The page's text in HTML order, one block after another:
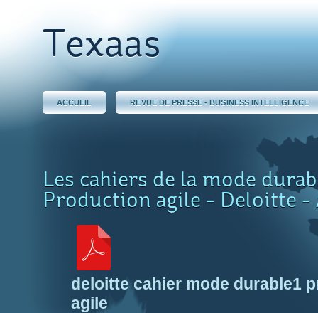
Texaas
ACCUEIL REVUE DE PRESSE - BUSINESS INTELLIGENCE
Les cahiers de la mode
Production agile - Deloitte -
deloitte cahier mode durable1
agile